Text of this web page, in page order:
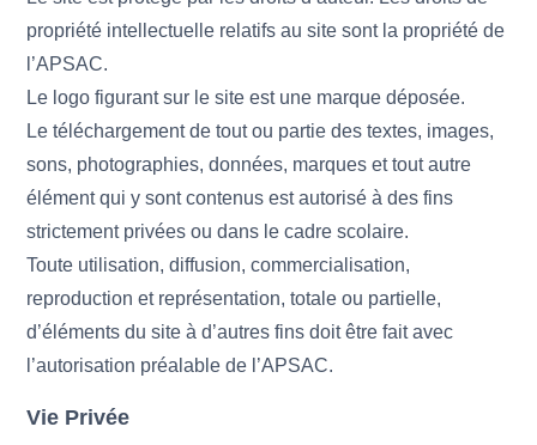
propriété intellectuelle relatifs au site sont la propriété de
l’APSAC.
Le logo figurant sur le site est une marque déposée.
Le téléchargement de tout ou partie des textes, images,
sons, photographies, données, marques et tout autre
élément qui y sont contenus est autorisé à des fins
strictement privées ou dans le cadre scolaire.
Toute utilisation, diffusion, commercialisation,
reproduction et représentation, totale ou partielle,
d’éléments du site à d’autres fins doit être fait avec
l’autorisation préalable de l’APSAC.
Vie Privée